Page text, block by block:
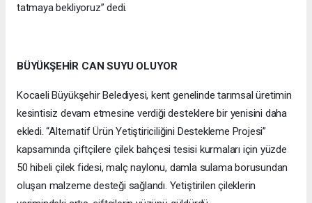
tatmaya bekliyoruz” dedi.
BÜYÜKŞEHİR CAN SUYU OLUYOR
Kocaeli Büyükşehir Belediyesi, kent genelinde tarımsal üretimin
kesintisiz devam etmesine verdiği desteklere bir yenisini daha
ekledi. “Alternatif Ürün Yetiştiriciliğini Destekleme Projesi”
kapsamında çiftçilere çilek bahçesi tesisi kurmaları için yüzde
50 hibeli çilek fidesi, malç naylonu, damla sulama borusundan
oluşan malzeme desteği sağlandı. Yetiştirilen çileklerin